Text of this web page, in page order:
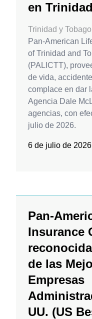
en
Trinidad y Tobago
Pan-American
of Trinidad and
(PALICTT),
de vida,
complace en dar
Agencia Dale
agencias, con
julio de 2026.
6 de julio de 2026
Pan-
Insurance
de las
Empresas
UU. (US